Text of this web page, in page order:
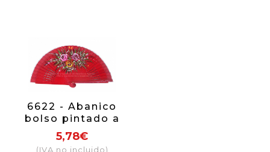
6622 - Abanico
bolso pintado a
mano 2 caras
5,78€
(IVA no incluido)